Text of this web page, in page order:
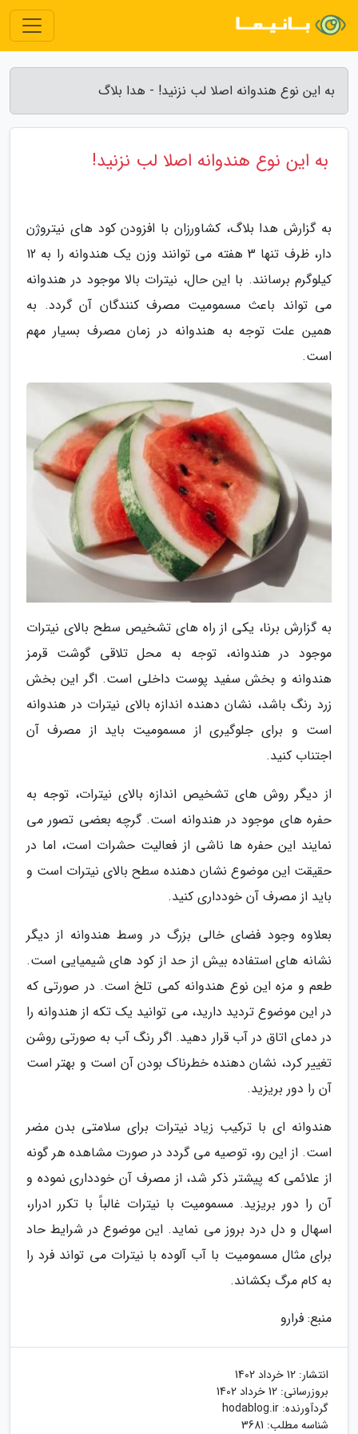
به این نوع هندوانه اصلا لب نزنید! - هدا بلاگ
به این نوع هندوانه اصلا لب نزنید!
به گزارش هدا بلاگ، کشاورزان با افزودن کود های نیتروژن
دار، ظرف تنها 3 هفته می توانند وزن یک هندوانه را به 12
کیلوگرم برسانند. با این حال، نیترات بالا موجود در هندوانه
می تواند باعث مسمومیت مصرف کنندگان آن گردد. به
همین علت توجه به هندوانه در زمان مصرف بسیار مهم
است.
به گزارش برنا، یکی از راه های تشخیص سطح بالای نیترات
موجود در هندوانه، توجه به محل تلاقی گوشت قرمز
هندوانه و بخش سفید پوست داخلی است. اگر این بخش
زرد رنگ باشد، نشان دهنده اندازه بالای نیترات در هندوانه
است و برای جلوگیری از مسمومیت باید از مصرف آن
اجتناب کنید.
از دیگر روش های تشخیص اندازه بالای نیترات، توجه به
حفره های موجود در هندوانه است. گرچه بعضی تصور می
نمایند این حفره ها ناشی از فعالیت حشرات است، اما در
حقیقت این موضوع نشان دهنده سطح بالای نیترات است و
باید از مصرف آن خودداری کنید.
بعلاوه وجود فضای خالی بزرگ در وسط هندوانه از دیگر
نشانه های استفاده بیش از حد از کود های شیمیایی است.
طعم و مزه این نوع هندوانه کمی تلخ است. در صورتی که
در این موضوع تردید دارید، می توانید یک تکه از هندوانه را
در دمای اتاق در آب قرار دهید. اگر رنگ آب به صورتی روشن
تغییر کرد، نشان دهنده خطرناک بودن آن است و بهتر است
آن را دور بریزید.
هندوانه ای با ترکیب زیاد نیترات برای سلامتی بدن مضر
است. از این رو، توصیه می گردد در صورت مشاهده هر گونه
از علائمی که پیشتر ذکر شد، از مصرف آن خودداری نموده و
آن را دور بریزید. مسمومیت با نیترات غالباً با تکرر ادرار،
اسهال و دل درد بروز می نماید. این موضوع در شرایط حاد
برای مثال مسمومیت با آب آلوده با نیترات می تواند فرد را
به کام مرگ بکشاند.
منبع: فرارو
انتشار: 12 خرداد 1402
بروزرسانی: 12 خرداد 1402
گردآورنده: hodablog.ir
شناسه مطلب: 3681